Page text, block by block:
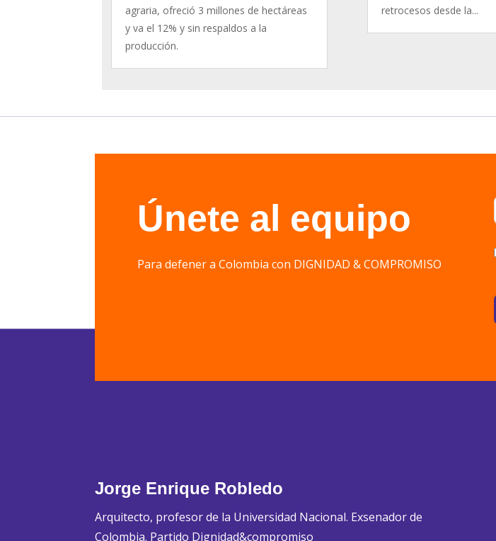
agraria, ofreció 3 millones de hectáreas
y va el 12% y sin respaldos a la
producción.
retrocesos desde la...
Únete al equipo
Para defener a Colombia con DIGNIDAD & COMPROMISO
Jorge Enrique Robledo
Arquitecto, profesor de la Universidad Nacional. Exsenador de
Colombia. Partido Dignidad&compromiso